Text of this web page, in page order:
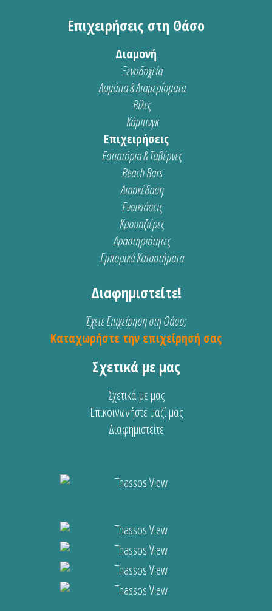
Επιχειρήσεις στη Θάσο
Διαμονή
Ξενοδοχεία
Δωμάτια & Διαμερίσματα
Βίλες
Κάμπινγκ
Επιχειρήσεις
Εστιατόρια & Ταβέρνες
Beach Bars
Διασκέδαση
Ενοικιάσεις
Κρουαζιέρες
Δραστηριότητες
Εμπορικά Καταστήματα
Διαφημιστείτε!
Έχετε Επιχείρηση στη Θάσο;
Καταχωρήστε την επιχείρησή σας
Σχετικά με μας
Σχετικά με μας
Επικοινωνήστε μαζί μας
Διαφημιστείτε